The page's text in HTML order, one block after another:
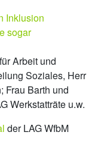
Inklusion
sogar
Arbeit und
Soziales, Herr
Frau Barth und
Werkstatträte u.w.
der LAG WfbM